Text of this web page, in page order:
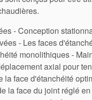
- Conception
- Les faces
monolithiques -
axial pour
la face d'étanchéité
la face du joint réglé